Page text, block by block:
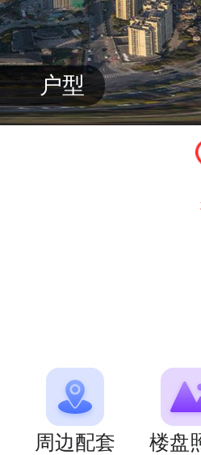
户型
周边配套 楼盘